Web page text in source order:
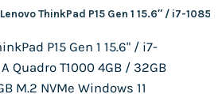
Lenovo ThinkPad P15 Gen 1 15.6″ / i7-